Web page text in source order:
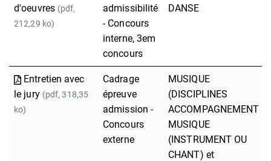
d'oeuvres (pdf,
212,29 ko)
admissibilité
- Concours
interne, 3em
concours
DANSE
Entretien avec
le jury (pdf, 318,35
ko)
Cadrage
épreuve
admission -
Concours
externe
MUSIQUE
(DISCIPLINES
ACCOMPAGNEMENT
MUSIQUE
(INSTRUMENT OU
CHANT) et